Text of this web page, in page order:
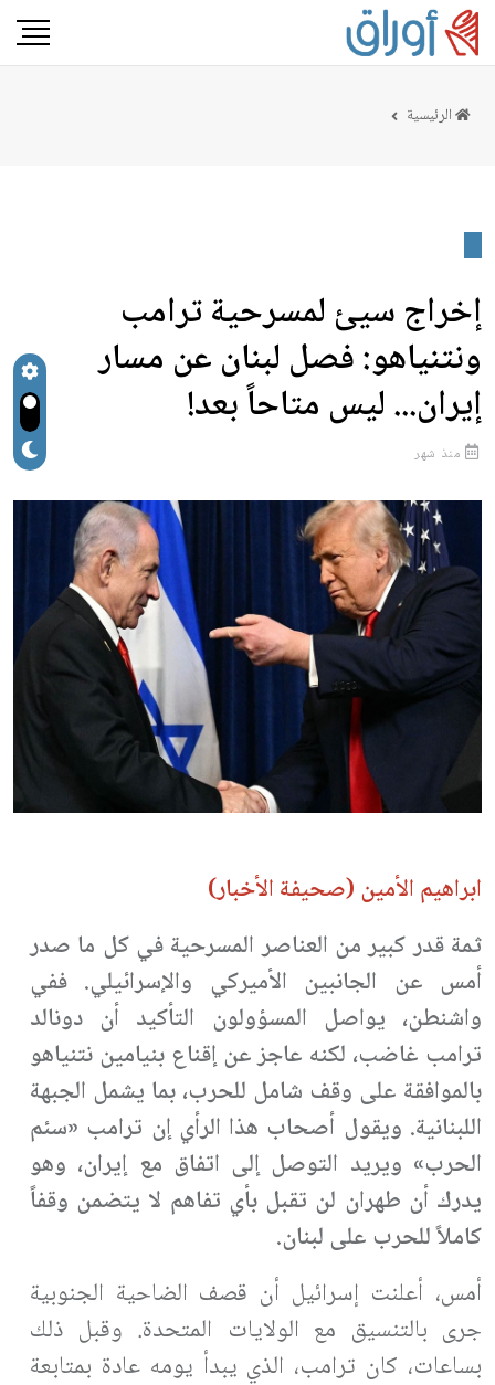
الرئيسية
‏‏إخراج سيئ لمسرحية ترامب
ونتنياهو: فصل لبنان عن مسار
إيران... ليس متاحاً بعد!
منذ شهر
ابراهيم الأمين (صحيفة الأخبار)
ثمة قدر كبير من العناصر المسرحية في كل ما صدر
أمس عن الجانبين الأميركي والإسرائيلي. ففي
واشنطن، يواصل المسؤولون التأكيد أن دونالد
ترامب غاضب، لكنه عاجز عن إقناع بنيامين نتنياهو
بالموافقة على وقف شامل للحرب، بما يشمل الجبهة
اللبنانية. ويقول أصحاب هذا الرأي إن ترامب «سئم
الحرب» ويريد التوصل إلى اتفاق مع إيران، وهو
يدرك أن طهران لن تقبل بأي تفاهم لا يتضمن وقفاً
كاملاً للحرب على لبنان.
أمس، أعلنت إسرائيل أن قصف الضاحية الجنوبية
جرى بالتنسيق مع الولايات المتحدة. وقبل ذلك
بساعات، كان ترامب، الذي يبدأ يومه عادة بمتابعة